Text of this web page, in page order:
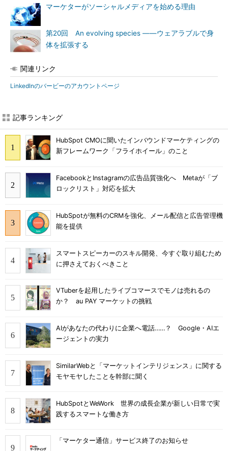
マーケターがソーシャルメディアを始める理由
第20回 An evolving species ――ウェアラブルで身
体を拡張する
関連リンク
LinkedInのバービーのアカウントページ
記事ランキング
HubSpot CMOに聞いたインバウンドマーケティングの
新フレームワーク「フライホイール」のこと
FacebookとInstagramの広告品質強化へ Metaが「ブ
ロックリスト」対応を拡大
HubSpotが無料のCRMを強化、メール配信と広告管理機
能を提供
スマートスピーカーのスキル開発、今すぐ取り組むため
に押さえておくべきこと
VTuberを起用したライブコマースでモノは売れるの
か？ au PAY マーケットの挑戦
AIがあなたの代わりに企業へ電話……？ Google・AIエ
ージェントの実力
SimilarWebと「マーケットインテリジェンス」に関する
モヤモヤしたことを幹部に聞く
HubSpotとWeWork 世界の成長企業が新しい日常で実
践するスマートな働き方
「マーケター通信」サービス終了のお知らせ